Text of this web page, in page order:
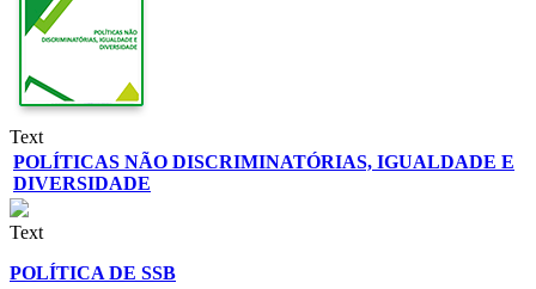
Text
POLÍTICAS NÃO DISCRIMINATÓRIAS, IGUALDADE E
DIVERSIDADE
Text
POLÍTICA DE SSB